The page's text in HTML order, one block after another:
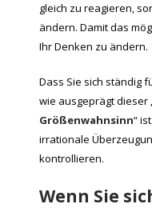
gleich zu reagieren,
ändern. Damit das
Ihr Denken zu ändern.
Dass Sie sich ständig
wie ausgeprägt dieser
Größenwahnsinn“
irrationale
kontrollieren.
Wenn Sie